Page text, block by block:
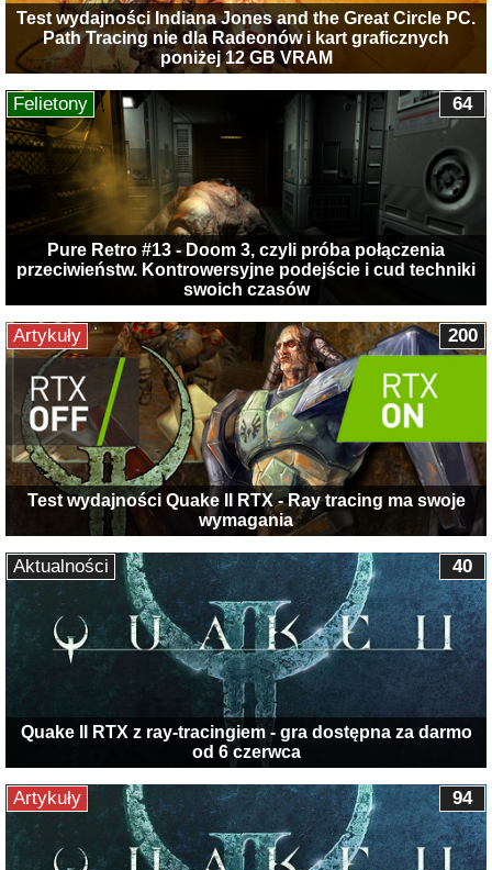
Test wydajności Indiana Jones and the Great Circle PC.
Path Tracing nie dla Radeonów i kart graficznych
poniżej 12 GB VRAM
Pure Retro #13 - Doom 3, czyli próba połączenia
przeciwieństw. Kontrowersyjne podejście i cud techniki
swoich czasów
64
Felietony
Test wydajności Quake II RTX - Ray tracing ma swoje
wymagania
200
Artykuły
Quake II RTX z ray-tracingiem - gra dostępna za darmo
od 6 czerwca
40
Aktualności
94
Artykuły